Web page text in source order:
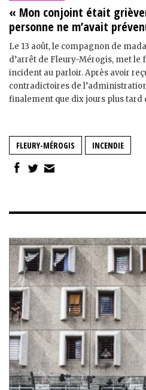
« Mon conjoint était
personne ne m’avait
Le 13 août, le compagnon de
d’arrêt de Fleury-Mérogis, met le
incident au parloir. Après avoir
contradictoires de
finalement que dix jours plus tard
FLEURY-MÉROGIS INCENDIE